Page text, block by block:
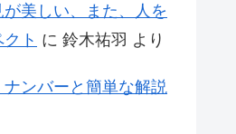
美しい、また、人を
ト に 鈴木祐羽 より
ンバーと簡単な解説